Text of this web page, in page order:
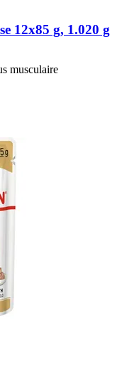
12x85 g, 1.020 g
musculaire